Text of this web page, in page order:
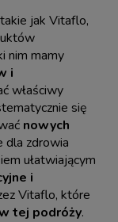
jak Vitaflo,
nim mamy
i
właściwy
się
nowych
dla zdrowia
ułatwiającym
i
Vitaflo, które
tej podróży.